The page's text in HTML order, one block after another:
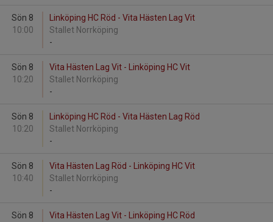
Sön 8
10:00
Linköping HC Röd - Vita Hästen Lag Vit
Stallet Norrköping
-
Sön 8
10:20
Vita Hästen Lag Vit - Linköping HC Vit
Stallet Norrköping
-
Sön 8
10:20
Linköping HC Röd - Vita Hästen Lag Röd
Stallet Norrköping
-
Sön 8
10:40
Vita Hästen Lag Röd - Linköping HC Vit
Stallet Norrköping
-
Sön 8
Vita Hästen Lag Vit - Linköping HC Röd